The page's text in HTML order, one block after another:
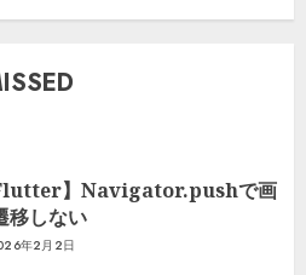
Flutter】Navigator.pushで画
移しない
年2月2日